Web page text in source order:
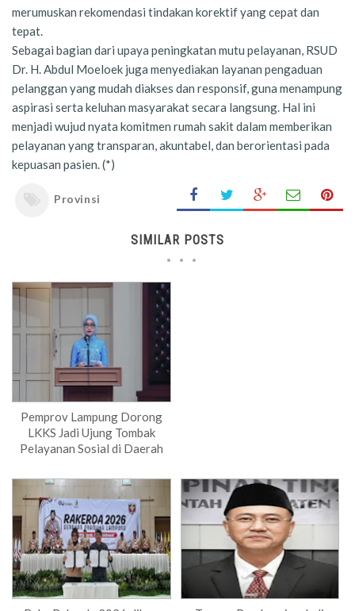
merumuskan rekomendasi tindakan korektif yang cepat dan
tepat.
Sebagai bagian dari upaya peningkatan mutu pelayanan, RSUD
Dr. H. Abdul Moeloek juga menyediakan layanan pengaduan
pelanggan yang mudah diakses dan responsif, guna menampung
aspirasi serta keluhan masyarakat secara langsung. Hal ini
menjadi wujud nyata komitmen rumah sakit dalam memberikan
pelayanan yang transparan, akuntabel, dan berorientasi pada
kepuasan pasien. (*)
Provinsi
SIMILAR POSTS
Pemprov Lampung Dorong
LKKS Jadi Ujung Tombak
Pelayanan Sosial di Daerah